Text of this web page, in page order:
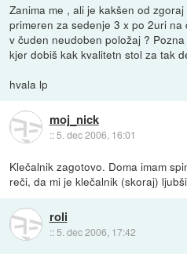
Zanima me , ali je kakšen od
primeren za sedenje 3 x po 2uri
v čuden neudoben položaj ?
kjer dobiš kak kvalitetn stol za tak
hvala lp
moj_nick
::5. dec 2006, 16:01
Klečalnik zagotovo. Doma imam
reči, da mi je klečalnik (skoraj)
roli
:: 5. dec 2006, 17:42